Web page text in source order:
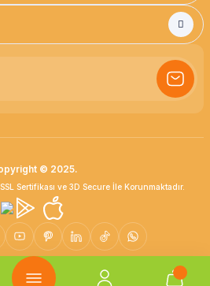
© 2025.
Sertifikası ve 3D Secure İle Korunmaktadır.